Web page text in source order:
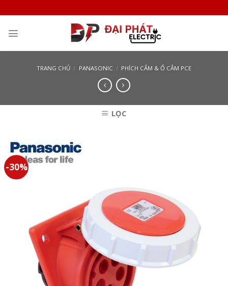
to
content
TRANG CHỦ / PANASONIC / PHÍCH CẮM & Ổ CẮM PCE
LỌC
-30%